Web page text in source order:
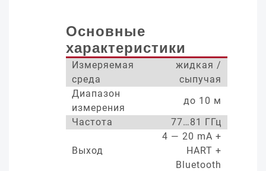
Основные
характеристики
Измеряемая
среда
жидкая /
сыпучая
Диапазон
измерения
до 10 м
Частота
77…81 ГГц
Выход
4 — 20 mA +
HART +
Bluetooth